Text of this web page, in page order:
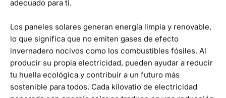
adecuado para ti.
Los paneles solares generan energía limpia y renovable,
lo que significa que no emiten gases de efecto
invernadero nocivos como los combustibles fósiles. Al
producir su propia electricidad, pueden ayudar a reducir
tu huella ecológica y contribuir a un futuro más
sostenible para todos. Cada kilovatio de electricidad